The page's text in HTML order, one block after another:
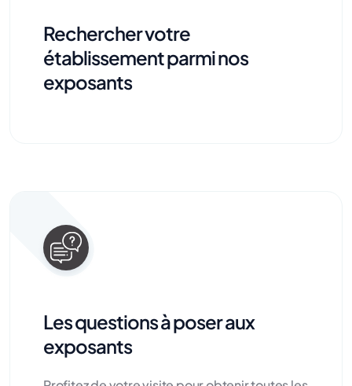
Rechercher votre
établissement parmi nos
exposants
Les questions à poser aux
exposants